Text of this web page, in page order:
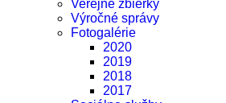
Verejné zbierky
Výročné správy
Fotogalérie
2020
2019
2018
2017